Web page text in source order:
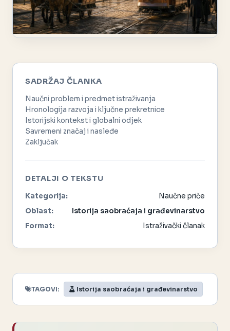
TAGOVI: Istorija saobraćaja i građevinarstvo
SADRŽAJ ČLANKA
Naučni problem i predmet istraživanja
Hronologija razvoja i ključne prekretnice
Istorijski kontekst i globalni odjek
Savremeni značaj i nasleđe
Zaključak
DETALJI O TEKSTU
Kategorija:
Naučne priče
Oblast:
Istorija saobraćaja i građevinarstvo
Format:
Istraživački članak